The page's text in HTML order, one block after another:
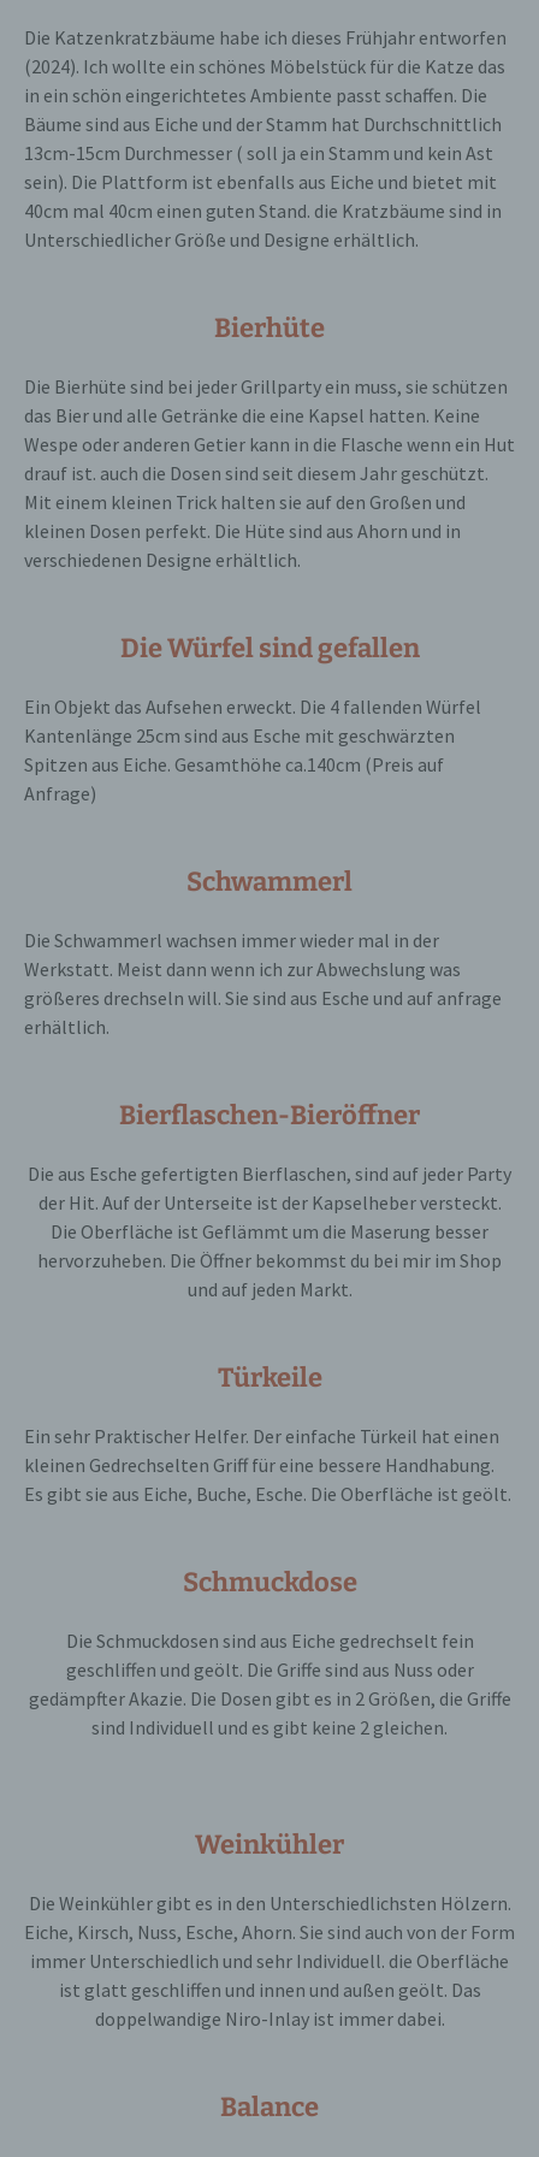
Die Katzenkratzbäume habe ich dieses Frühjahr entworfen
(2024). Ich wollte ein schönes Möbelstück für die Katze das
in ein schön eingerichtetes Ambiente passt schaffen. Die
Bäume sind aus Eiche und der Stamm hat Durchschnittlich
13cm-15cm Durchmesser ( soll ja ein Stamm und kein Ast
sein). Die Plattform ist ebenfalls aus Eiche und bietet mit
40cm mal 40cm einen guten Stand. die Kratzbäume sind in
Unterschiedlicher Größe und Designe erhältlich.
Bierhüte
Die Bierhüte sind bei jeder Grillparty ein muss, sie schützen
das Bier und alle Getränke die eine Kapsel hatten. Keine
Wespe oder anderen Getier kann in die Flasche wenn ein Hut
drauf ist. auch die Dosen sind seit diesem Jahr geschützt.
Mit einem kleinen Trick halten sie auf den Großen und
kleinen Dosen perfekt. Die Hüte sind aus Ahorn und in
verschiedenen Designe erhältlich.
Die Würfel sind gefallen
Ein Objekt das Aufsehen erweckt. Die 4 fallenden Würfel
Kantenlänge 25cm sind aus Esche mit geschwärzten
Spitzen aus Eiche. Gesamthöhe ca.140cm (Preis auf
Anfrage)
Schwammerl
Die Schwammerl wachsen immer wieder mal in der
Werkstatt. Meist dann wenn ich zur Abwechslung was
größeres drechseln will. Sie sind aus Esche und auf anfrage
erhältlich.
Bierflaschen-Bieröffner
Die aus Esche gefertigten Bierflaschen, sind auf jeder Party
der Hit. Auf der Unterseite ist der Kapselheber versteckt.
Die Oberfläche ist Geflämmt um die Maserung besser
hervorzuheben. Die Öffner bekommst du bei mir im Shop
und auf jeden Markt.
Türkeile
Ein sehr Praktischer Helfer. Der einfache Türkeil hat einen
kleinen Gedrechselten Griff für eine bessere Handhabung.
Es gibt sie aus Eiche, Buche, Esche. Die Oberfläche ist geölt.
Schmuckdose
Die Schmuckdosen sind aus Eiche gedrechselt fein
geschliffen und geölt. Die Griffe sind aus Nuss oder
gedämpfter Akazie. Die Dosen gibt es in 2 Größen, die Griffe
sind Individuell und es gibt keine 2 gleichen.
Weinkühler
Die Weinkühler gibt es in den Unterschiedlichsten Hölzern.
Eiche, Kirsch, Nuss, Esche, Ahorn. Sie sind auch von der Form
immer Unterschiedlich und sehr Individuell. die Oberfläche
ist glatt geschliffen und innen und außen geölt. Das
doppelwandige Niro-Inlay ist immer dabei.
Balance
g) Verantwortlicher oder für die
Verarbeitung Verantwortlicher
Verantwortlicher oder für die Verarbeitung
Verantwortlicher ist die natürliche oder
juristische Person, Behörde, Einrichtung
gemeinsam mit anderen über die Zwecke
und Mittel der Verarbeitung von
das Recht der Mitgliedstaaten vorgegeben,
Kriterien seiner Benennung nach dem
Unionsrecht oder dem Recht der
Mitgliedstaaten vorgesehen werden.
h) Auftragsverarbeiter
Auftragsverarbeiter ist eine natürliche oder
Daten im Auftrag des Verantwortlichen
verarbeitet.
i) Empfänger
es sich bei ihr um einen Dritten handelt oder
nicht. Behörden, die im Rahmen eines
dem Unionsrecht oder dem Recht der
Mitgliedstaaten möglicherweise
personenbezogene Daten erhalten, gelten
jedoch nicht als Empfänger.
Stelle außer der betroffenen Person, dem
Verantwortlichen, dem Auftragsverarbeiter
und den Personen, die unter der
unmittelbaren Verantwortung des
Verantwortlichen oder des
Auftragsverarbeiters befugt sind, die
k) Einwilligung
Einwilligung ist jede von der betroffenen
Person freiwillig für den bestimmten Fall in
informierter Weise und unmissverständlich
abgegebene Willensbekundung in Form
die betroffene Person zu verstehen gibt, dass
sie mit der Verarbeitung der sie betreffenden
ist.
Name und Anschrift des für die Verarbeitung
Grundverordnung, sonstiger in den Mitgliedstaaten
der Europäischen Union geltenden
mit datenschutzrechtlichem Charakter ist die:
Drechslerei Stefan Spitzbart
Stefan Spitzbart
2405 Bad Deutsch Altenburg